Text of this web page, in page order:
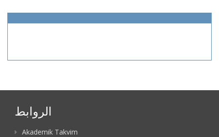
الروابط
Akademik Takvim